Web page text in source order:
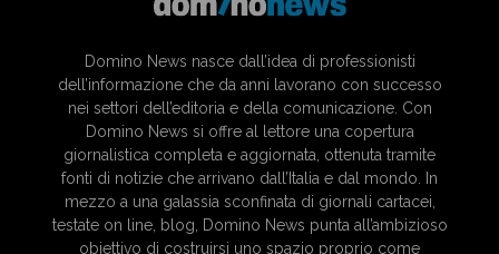
Domino News nasce dall’idea di professionisti
dell’informazione che da anni lavorano con successo
nei settori dell’editoria e della comunicazione. Con
Domino News si offre al lettore una copertura
giornalistica completa e aggiornata, ottenuta tramite
fonti di notizie che arrivano dall’Italia e dal mondo. In
mezzo a una galassia sconfinata di giornali cartacei,
testate on line, blog, Domino News punta all’ambizioso
obiettivo di costruirsi uno spazio proprio come